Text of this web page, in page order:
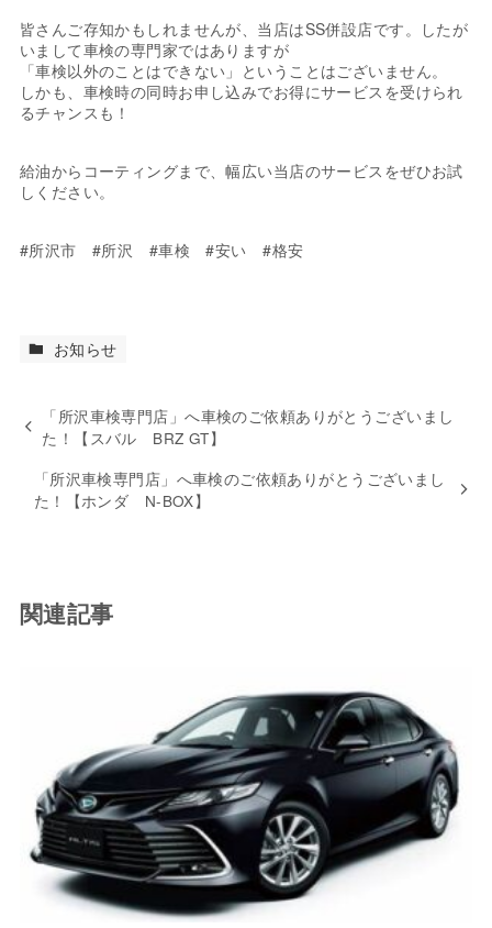
皆さんご存知かもしれませんが、当店はSS併設店です。したが
いまして車検の専門家ではありますが
「車検以外のことはできない」ということはございません。
しかも、車検時の同時お申し込みでお得にサービスを受けられ
るチャンスも！
給油からコーティングまで、幅広い当店のサービスをぜひお試
しください。
#所沢市 #所沢 #車検 #安い #格安
お知らせ
「所沢車検専門店」へ車検のご依頼ありがとうございまし
た！【スバル BRZ GT】
「所沢車検専門店」へ車検のご依頼ありがとうございまし
た！【ホンダ N-BOX】
関連記事